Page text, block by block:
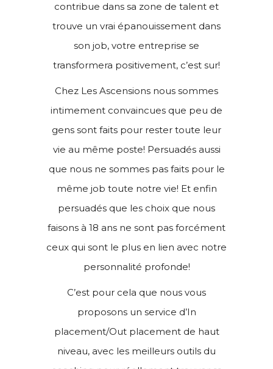
contribue dans sa zone de talent et
trouve un vrai épanouissement dans
son job, votre entreprise se
transformera positivement, c’est sur!
Chez Les Ascensions nous sommes
intimement convaincues que peu de
gens sont faits pour rester toute leur
vie au même poste! Persuadés aussi
que nous ne sommes pas faits pour le
même job toute notre vie! Et enfin
persuadés que les choix que nous
faisons à 18 ans ne sont pas forcément
ceux qui sont le plus en lien avec notre
personnalité profonde!
C’est pour cela que nous vous
proposons un service d’In
placement/Out placement de haut
niveau, avec les meilleurs outils du